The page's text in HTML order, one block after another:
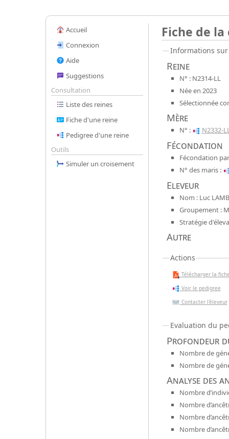
Accueil
Connexion
Aide
Suggestions
Consultation
Liste des reines
Fiche d'une reine
Pedigree d'une reine
Outils
Simuler un croisement
Fiche de la
Informations
Reine
N° : N2314-LL
Née en 2023
Sélectionnée
Mère
N° : N2332-
Fécondation
Fécondation
N° des maris :
Eleveur
Nom : Luc
Groupement :
Stratégie
Autre
Actions
Télécharger la
Voir le pedigree
Contacter l'éleveur
Evaluation du
Profondeur
Nombre de
Nombre de
Analyse des
Nombre
Nombre
Nombre
Nombre